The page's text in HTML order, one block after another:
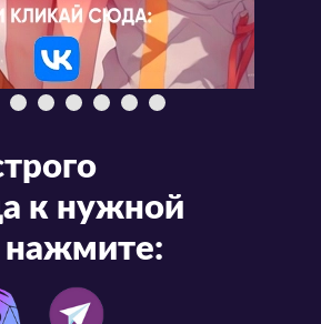
к нужной
нажмите: